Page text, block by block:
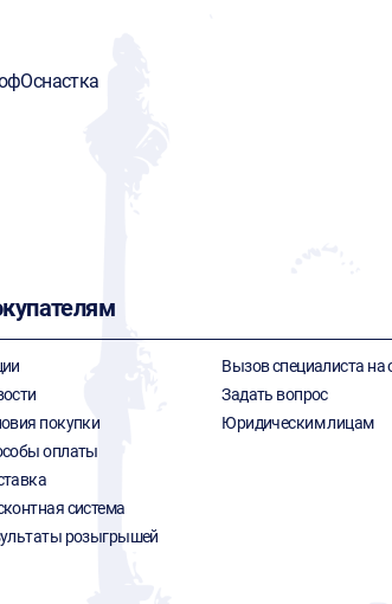
покупки
оплаты
система
розыгрышей
Вызов специалиста на
Задать вопрос
Юридическим лицам